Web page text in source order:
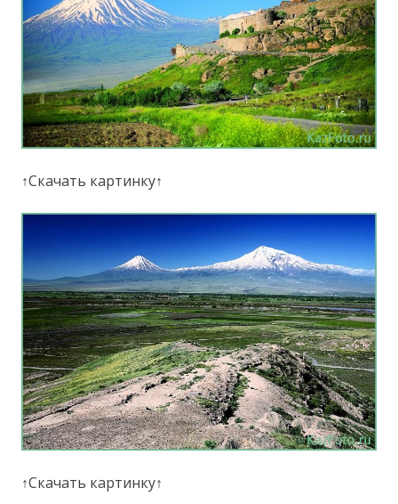
↑Скачать картинку↑
↑Скачать картинку↑